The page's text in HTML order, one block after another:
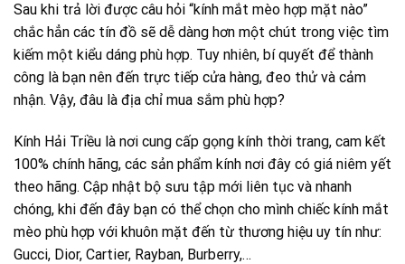
Sau khi trả lời được câu hỏi “kính mắt mèo hợp mặt nào”
chắc hẳn các tín đồ sẽ dễ dàng hơn một chút trong việc tìm
kiếm một kiểu dáng phù hợp. Tuy nhiên, bí quyết để thành
công là bạn nên đến trực tiếp cửa hàng, đeo thử và cảm
nhận. Vậy, đâu là địa chỉ mua sắm phù hợp?
Kính Hải Triều là nơi cung cấp gọng kính thời trang, cam kết
100% chính hãng, các sản phẩm kính nơi đây có giá niêm yết
theo hãng. Cập nhật bộ sưu tập mới liên tục và nhanh
chóng, khi đến đây bạn có thể chọn cho mình chiếc kính mắt
mèo phù hợp với khuôn mặt đến từ thương hiệu uy tín như:
Gucci, Dior, Cartier, Rayban, Burberry,…